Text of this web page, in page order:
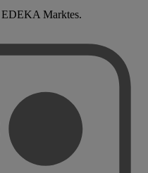
EDEKA Marktes.